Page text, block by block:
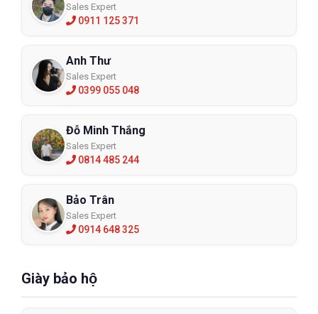
Sales Expert
0911 125 371
Anh Thư
Sales Expert
0399 055 048
Đỗ Minh Thắng
Sales Expert
0814 485 244
Bảo Trân
Sales Expert
0914 648 325
Giày bảo hộ